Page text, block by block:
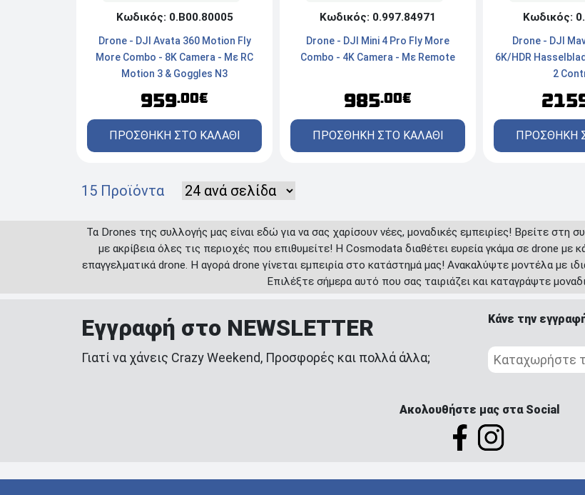
Κωδικός: 0.Β00.80005
Drone - DJI Avata 360 Motion Fly
More Combo - 8K Camera - Με RC
Motion 3 & Goggles N3
959.00€
ΠΡΟΣΘΗΚΗ ΣΤΟ ΚΑΛΑΘΙ
Κωδικός: 0.997.84971
Drone - DJI Mini 4 Pro Fly More
Combo - 4K Camera - Με Remote
985.00€
ΠΡΟΣΘΗΚΗ ΣΤΟ ΚΑΛΑΘΙ
Κωδικός:
Drone - DJI
6K/HDR
2
ΠΡΟΣΘΗΚΗ
15 Προϊόντα
Τα Drones της συλλογής μας είναι εδώ για να σας χαρίσουν νέες, μοναδικές εμπειρίες! Βρείτε στη
με ακρίβεια όλες τις περιοχές που επιθυμείτε! Η Cosmodata διαθέτει ευρεία γκάμα σε drone με
επαγγελματικά drone. Η αγορά drone γίνεται εμπειρία στο κατάστημά μας! Ανακαλύψτε μοντέλα με
Επιλέξτε σήμερα αυτό που σας ταιριάζει και καταγράψτε
Εγγραφή στο NEWSLETTER
Γιατί να χάνεις Crazy Weekend, Προσφορές και πολλά άλλα;
Κάνε την
Ακολουθήστε μας στα Social